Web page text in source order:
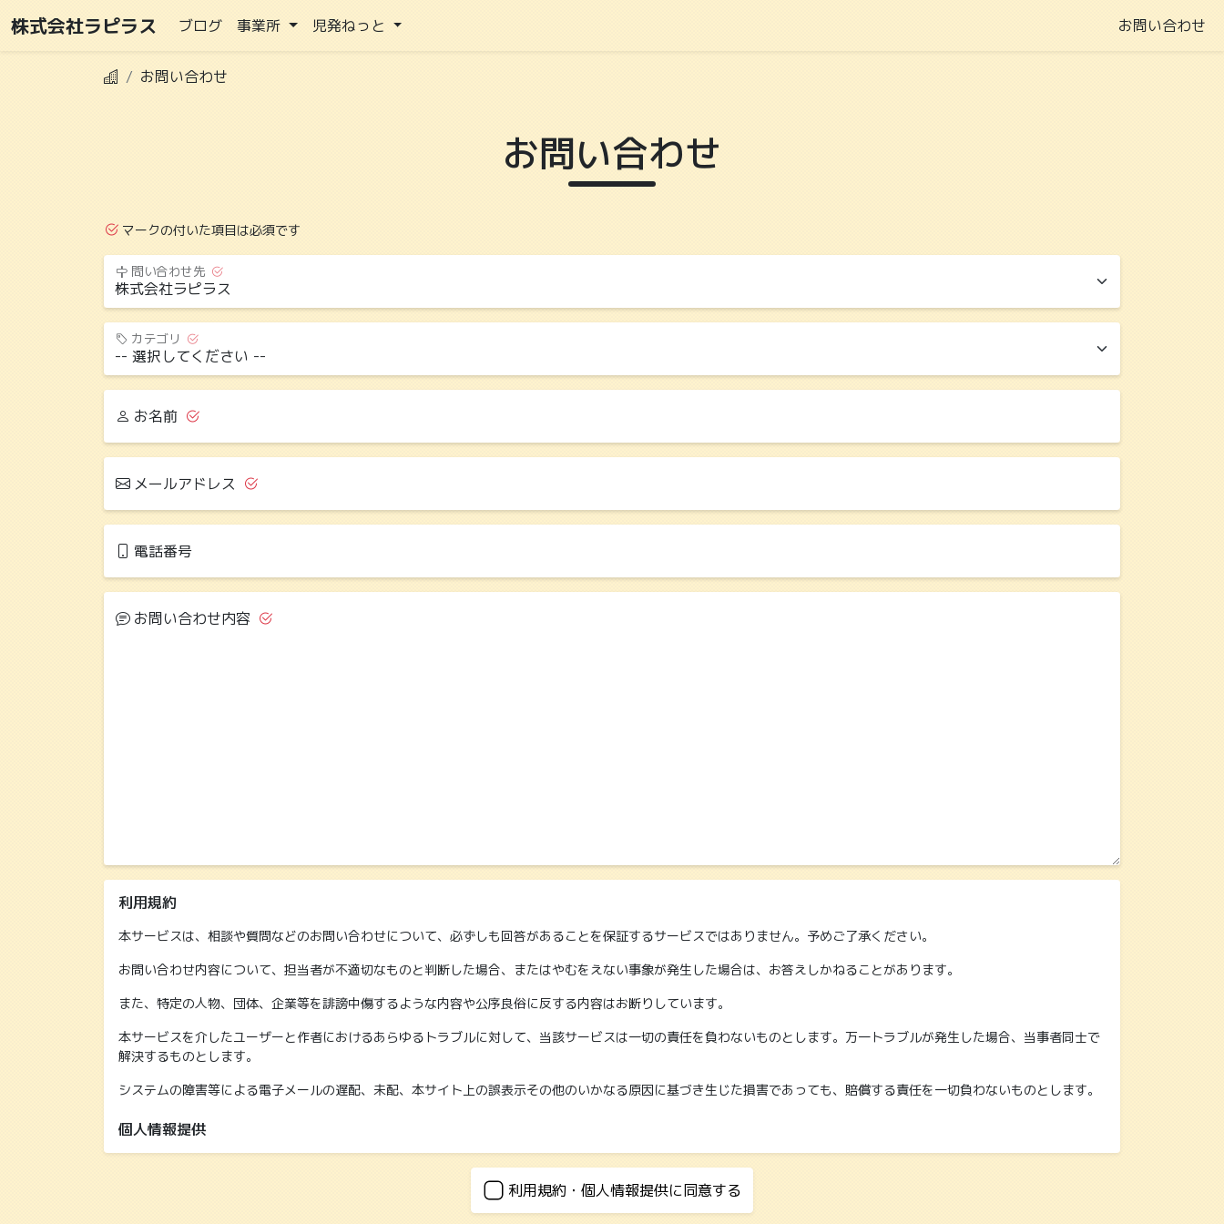
株式会社ラピラス ブログ 事業所 児発ねっと お問い合わせ
お問い合わせ
お問い合わせ
マークの付いた項目は必須です
問い合わせ先
カテゴリ
お名前
メールアドレス
電話番号
お問い合わせ内容
利用規約
本サービスは、相談や質問などのお問い合わせについて、必ずしも回答があることを保証するサービスではありません。予めご了承ください。
お問い合わせ内容について、担当者が不適切なものと判断した場合、またはやむをえない事象が発生した場合は、お答えしかねることがあります。
また、特定の人物、団体、企業等を誹謗中傷するような内容や公序良俗に反する内容はお断りしています。
本サービスを介したユーザーと作者におけるあらゆるトラブルに対して、当該サービスは一切の責任を負わないものとします。万一トラブルが発生した場合、当事者同士で
解決するものとします。
システムの障害等による電子メールの遅配、未配、本サイト上の誤表示その他のいかなる原因に基づき生じた損害であっても、賠償する責任を一切負わないものとします。
個人情報提供
ご入力いただいた個人情報は、児発ねっとで保有し、第三者に提供することはありません。
利用規約・個人情報提供に同意する